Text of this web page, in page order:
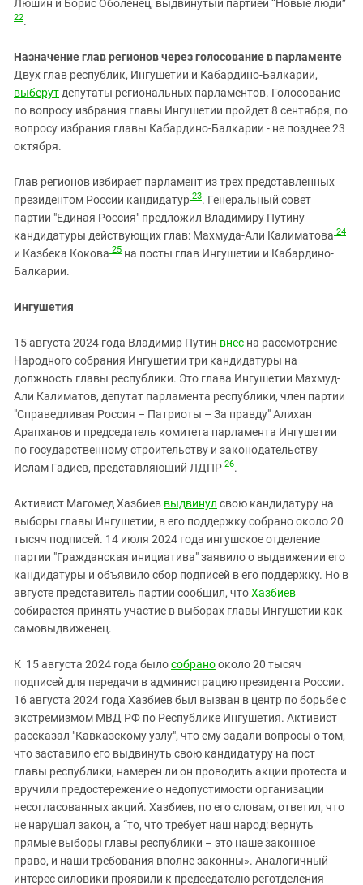
Люшин и Борис Оболенец, выдвинутый партией “Новые люди”
22.
Назначение глав регионов через голосование в парламенте
Двух глав республик, Ингушетии и Кабардино-Балкарии,
выберут депутаты региональных парламентов. Голосование
по вопросу избрания главы Ингушетии пройдет 8 сентября, по
вопросу избрания главы Кабардино-Балкарии - не позднее 23
октября.
Глав регионов избирает парламент из трех представленных
президентом России кандидатур 23. Генеральный совет
партии "Единая Россия" предложил Владимиру Путину
кандидатуры действующих глав: Махмуда-Али Калиматова 24
и Казбека Кокова 25 на посты глав Ингушетии и Кабардино-
Балкарии.
Ингушетия
15 августа 2024 года Владимир Путин внес на рассмотрение
Народного собрания Ингушетии три кандидатуры на
должность главы республики. Это глава Ингушетии Махмуд-
Али Калиматов, депутат парламента республики, член партии
"Справедливая Россия – Патриоты – За правду" Алихан
Арапханов и председатель комитета парламента Ингушетии
по государственному строительству и законодательству
Ислам Гадиев, представляющий ЛДПР 26.
Активист Магомед Хазбиев выдвинул свою кандидатуру на
выборы главы Ингушетии, в его поддержку собрано около 20
тысяч подписей. 14 июля 2024 года ингушское отделение
партии "Гражданская инициатива" заявило о выдвижении его
кандидатуры и объявило сбор подписей в его поддержку. Но в
августе представитель партии сообщил, чтоХазбиев
собирается принять участие в выборах главы Ингушетии как
самовыдвиженец.
К 15 августа 2024 года былособранооколо 20 тысяч
подписей для передачи в администрацию президента России.
16 августа 2024 года Хазбиев был вызван в центр по борьбе с
экстремизмом МВД РФ по Республике Ингушетия. Активист
рассказал "Кавказскому узлу", что ему задали вопросы о том,
что заставило его выдвинуть свою кандидатуру на пост
главы республики, намерен ли он проводить акции протеста и
вручили предостережение о недопустимости организации
несогласованных акций. Хазбиев, по его словам, ответил, что
не нарушал закон, а “то, что требует наш народ: вернуть
прямые выборы главы республики – это наше законное
право, и наши требования вполне законны». Аналогичный
интерес силовики проявили к председателю реготделения